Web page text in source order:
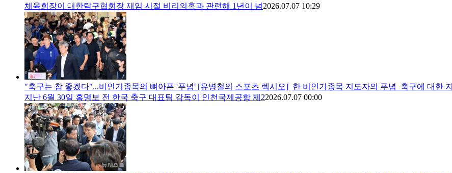
체육회장이 대한탁구협회장 재임 시절 비리의혹과 관련해 1년이 넘2026.07.07 10:29
"축구는 참 좋겠다"...비인기종목의 뼈아픈 '푸념' [유병철의 스포츠 렉시오] 한 비인기종목 지도자의 푸념 축구에 대한
지난 6월 30일 홍명보 전 한국 축구 대표팀 감독이 인천국제공항 제22026.07.07 00:00